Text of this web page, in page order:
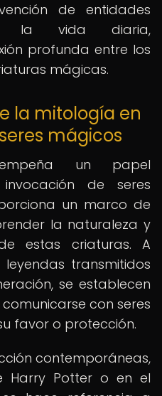
de entidades
la vida diaria,
profunda entre los
mágicas.
la mitología en
mágicos
un papel
de seres
un marco de
la naturaleza y
estas criaturas. A
transmitidos
se establecen
con seres
favor o protección.
contemporáneas,
Potter o en el